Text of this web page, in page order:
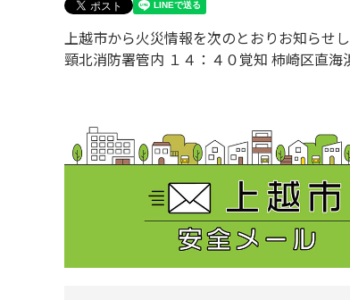
上越市から火災情報を次のとおりお知らせ
頸北消防署管内 １４：４０覚知 柿崎区直